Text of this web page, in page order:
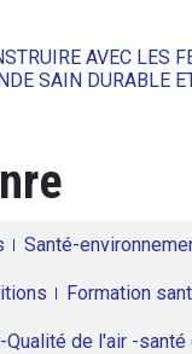
AVEC LES
SAIN DURABLE
Santé-
Formation
Qualité de l'air -